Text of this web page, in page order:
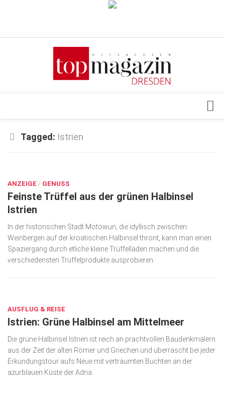
Verkaufsstellen
Top Gesundheitsforum Dresden / Ostsachsen
Geschäft
gesund & schön
Gesellschaft
Kunst & Kultur
Lifestyle
Tagged: Istrien
ANZEIGE / GENUSS
Feinste Trüffel aus der grünen Halbinsel
Istrien
In der historischen Stadt Motowun, die idyllisch zwischen
Weinbergen auf der kroatischen Halbinsel thront, kann man einen
Spaziergang durch etliche kleine Trüffelläden machen und die
verschiedensten Trüffelprodukte ausprobieren.
AUSFLUG & REISE
Istrien: Grüne Halbinsel am Mittelmeer
Die grüne Halbinsel Istrien ist reich an prachtvollen Baudenkmälern
aus der Zeit der alten Römer und Griechen und überrascht bei jeder
Erkundungstour aufs Neue mit verträumten Buchten an der
azurblauen Küste der Adria.